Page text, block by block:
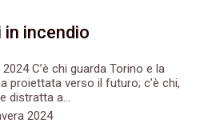
incendio
C’è chi guarda Torino e la
proiettata verso il futuro; c’è chi,
distratta a...
2024